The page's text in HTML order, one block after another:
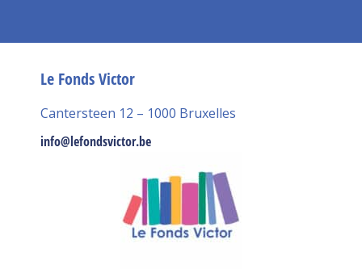
Le Fonds Victor
Cantersteen 12 – 1000 Bruxelles
info@lefondsvictor.be